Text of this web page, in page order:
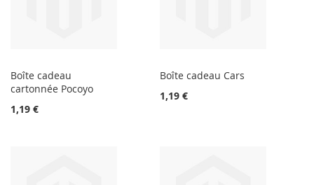
Boîte cadeau
cartonnée Pocoyo
1,19 €
Boîte cadeau Cars
1,19 €